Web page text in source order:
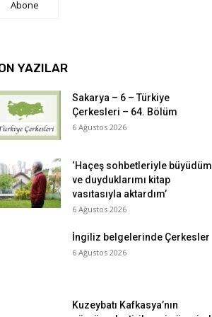
Abone
YAZILAR
Sakarya – 6 – Türkiye
Çerkesleri – 64. Bölüm
6 Ağustos 2026
‘Haçeş sohbetleriyle büyüdüm
ve duyduklarımı kitap
vasıtasıyla aktardım’
6 Ağustos 2026
İngiliz belgelerinde Çerkesler
6 Ağustos 2026
Kuzeybatı Kafkasya’nın